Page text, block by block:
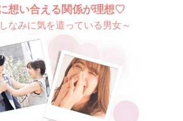
想い合える関係が理想♡
なみに気を遣っている男女～